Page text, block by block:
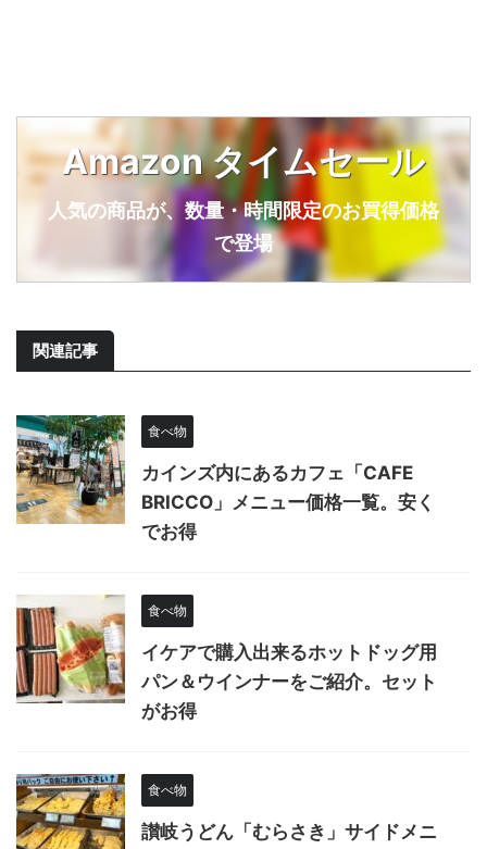
Amazon タイムセール
人気の商品が、数量・時間限定のお買得価格
で登場
関連記事
食べ物
カインズ内にあるカフェ「CAFE
BRICCO」メニュー価格一覧。安く
でお得
食べ物
イケアで購入出来るホットドッグ用
パン＆ウインナーをご紹介。セット
がお得
食べ物
讃岐うどん「むらさき」サイドメニ